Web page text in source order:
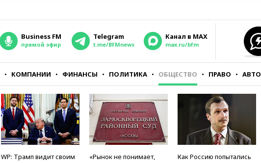
Business FM
прямой эфир
Telegram
t.me/BFMnews
Канал в MAX
max.ru/bfm
КОМПАНИИ ФИНАНСЫ ПОЛИТИКА ОБЩЕСТВО ПРАВО АВТО
WP: Трамп видит своим
«Рынок не понимает,
Как Россию попытались